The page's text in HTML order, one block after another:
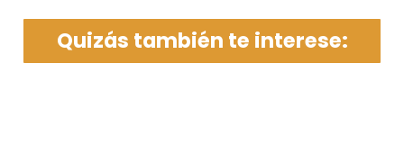
Quizás también te interese: